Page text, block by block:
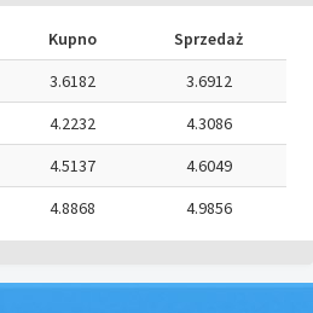
Kupno
Sprzedaż
3.6182
3.6912
4.2232
4.3086
4.5137
4.6049
4.8868 4.9856